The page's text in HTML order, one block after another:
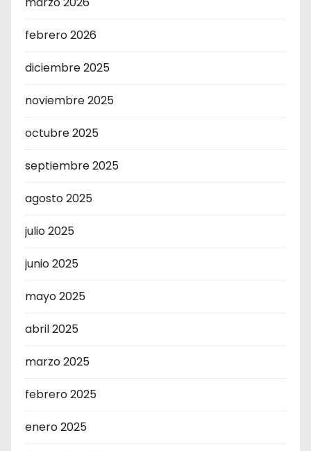
febrero 2026
diciembre 2025
noviembre 2025
octubre 2025
septiembre 2025
agosto 2025
julio 2025
junio 2025
mayo 2025
abril 2025
marzo 2025
febrero 2025
enero 2025